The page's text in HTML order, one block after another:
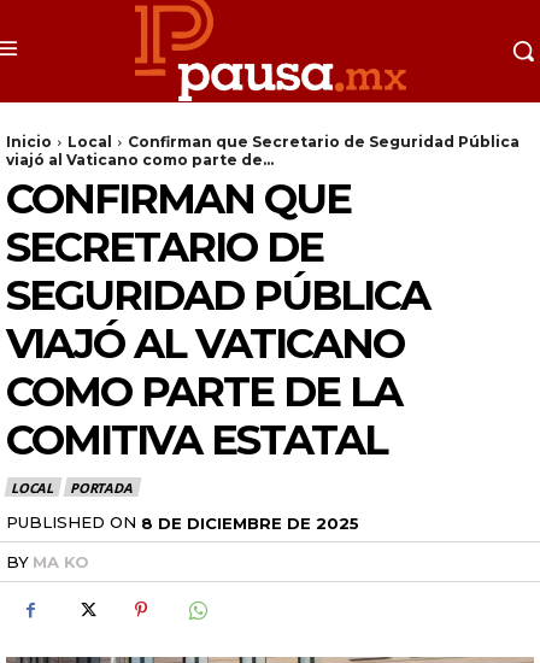
Inicio Local
Confirman que Secretario de Seguridad Pública
viajó al Vaticano como parte de...
CONFIRMAN QUE
SECRETARIO DE
SEGURIDAD PÚBLICA
VIAJÓ AL VATICANO
COMO PARTE DE LA
COMITIVA ESTATAL
LOCAL PORTADA
PUBLISHED ON 8 DE DICIEMBRE DE 2025
BY MA KO